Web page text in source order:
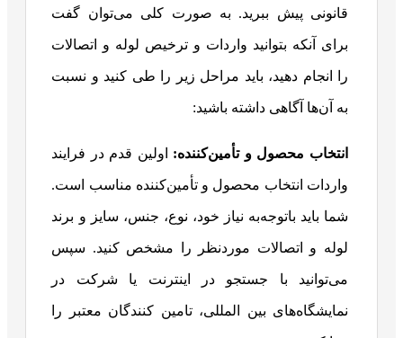
قانونی پیش ببرید. به صورت کلی می‌توان گفت
برای آنکه بتوانید واردات و ترخیص لوله و اتصالات
را انجام دهید، باید مراحل زیر را طی کنید و نسبت
به آن‌ها آگاهی داشته باشید:
انتخاب محصول و تأمین‌کننده: اولین قدم در فرایند
واردات انتخاب محصول و تأمین‌کننده مناسب است.
شما باید باتوجه‌به نیاز خود، نوع، جنس، سایز و برند
لوله و اتصالات موردنظر را مشخص کنید. سپس
می‌توانید با جستجو در اینترنت یا شرکت در
نمایشگاه‌های بین المللی، تامین کنندگان معتبر را